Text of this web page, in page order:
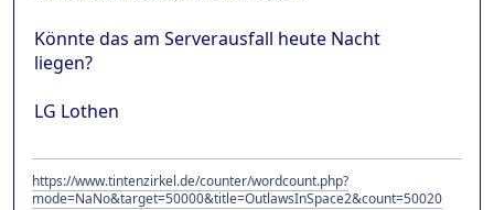
Könnte das am Serverausfall heute Nacht
liegen?
LG Lothen
https://www.tintenzirkel.de/counter/wordcount.php?
mode=NaNo&target=50000&title=OutlawsInSpace2&count=50020